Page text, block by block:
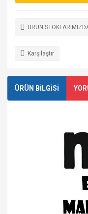
ÜRÜN
Karşılaştır
ÜRÜN BİLGİSİ